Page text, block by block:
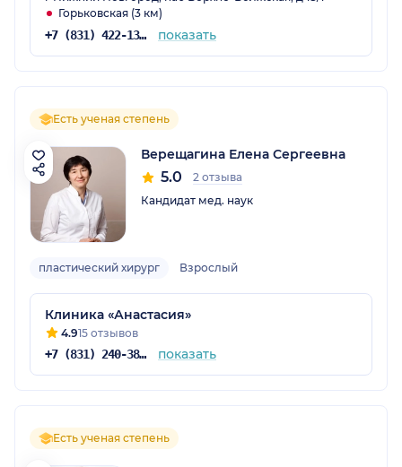
Горьковская (3 км)
+7 (831) 422-13-30 показать
Есть ученая степень
Верещагина Елена Сергеевна
5.0
2 отзыва
Кандидат мед. наук
пластический хирург Взрослый
Клиника «Анастасия»
4.915 отзывов
+7 (831) 240-38-27 показать
Есть ученая степень